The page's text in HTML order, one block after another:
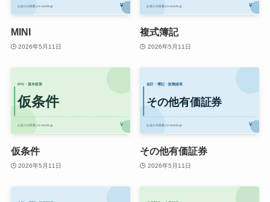
MINI
2026年5月11日
複式簿記
2026年5月11日
仮条件
2026年5月11日
その他有価証券
2026年5月11日